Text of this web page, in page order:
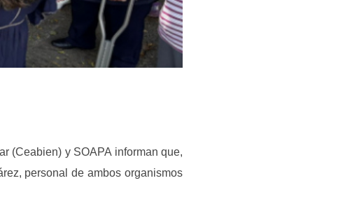
(Ceabien) y SOAPA informan que,
personal de ambos organismos